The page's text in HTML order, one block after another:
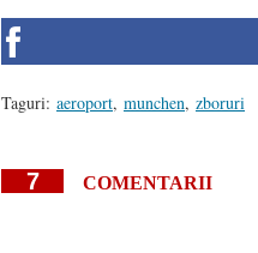
Taguri: aeroport, munchen, zboruri
7 COMENTARII